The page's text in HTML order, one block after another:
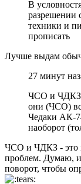
В
разрешении
техники и
прописать
Лучше выдам
27 минут
ЧСО и ЧДКЗ
они (ЧСО)
Чедаки АК-
наоборот
ЧСО и ЧДКЗ - это
проблем. Думаю,
поворот, чтобы